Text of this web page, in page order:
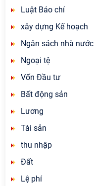
Luật Báo chí
xây dựng Kế hoạch
Ngân sách nhà nước
Ngoại tệ
Vốn Đầu tư
Bất động sản
Lương
Tài sản
thu nhập
Đất
Lệ phí